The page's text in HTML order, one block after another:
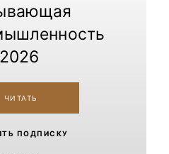
ЧИТАТЬ
ПОДПИСКУ